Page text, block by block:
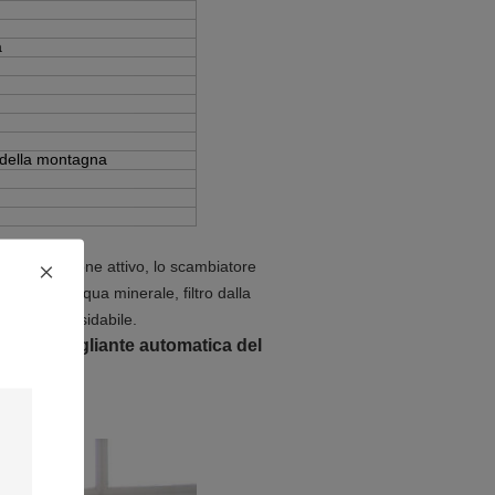
montagna
a carbone attivo, lo scambiatore
RO (se acqua minerale, filtro dalla
inossidabile.
imbottigliante automatica del